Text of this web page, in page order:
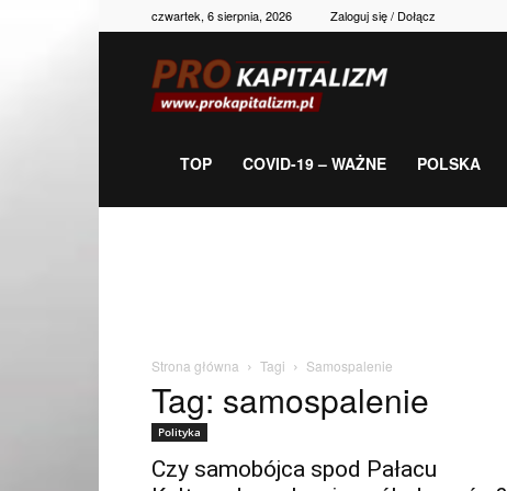
czwartek, 6 sierpnia, 2026 Zaloguj się / Dołącz
gospodarka,
TOP COVID-19 – WAŻNE POLSKA
Strona główna Tagi Samospalenie
Tag: samospalenie
Polityka
Czy samobójca spod Pałacu